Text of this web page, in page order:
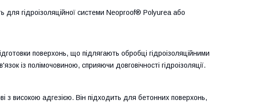
для гідроізоляційної системи Neoproof® Polyurea або
поверхонь, що підлягають обробці гідроізоляційними
із полімочовиною, сприяючи довговічності гідроізоляції.
з високою адгезією. Він підходить для бетонних поверхонь,